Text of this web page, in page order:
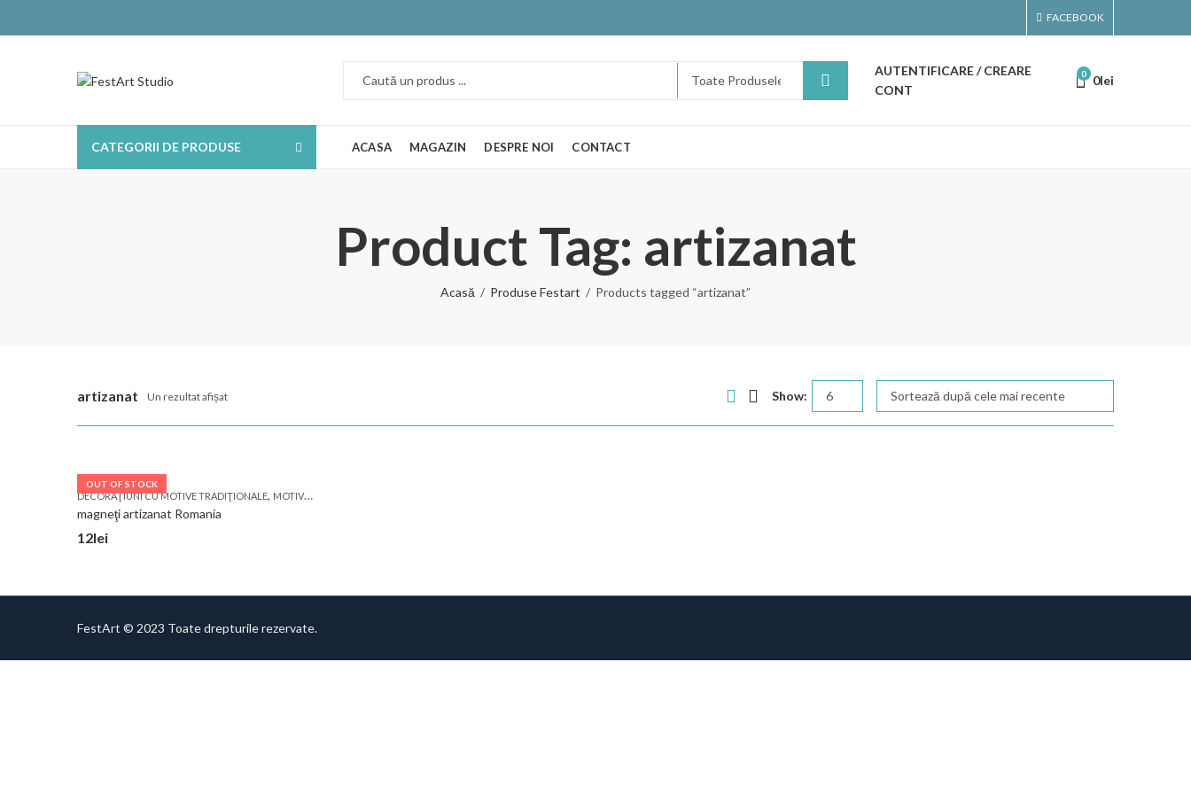
FACEBOOK
AUTENTIFICARE / CREARE
CONT
0 0lei
CATEGORII DE PRODUSE ACASA MAGAZIN DESPRE NOI CONTACT
Product Tag: artizanat
Acasă Produse Festart Products tagged “artizanat”
artizanat Un rezultat afișat Show:
OUT OF STOCK
DECORAŢIUNI CU MOTIVE TRADIŢIONALE, MOTIVE TRADIŢIONALE
magneţi artizanat Romania
12lei
FestArt © 2023 Toate drepturile rezervate.